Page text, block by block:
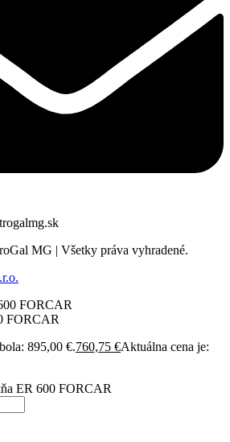
MG | Všetky práva vyhradené.
FORCAR
895,00 €.760,75 €Aktuálna cena je:
ER 600 FORCAR